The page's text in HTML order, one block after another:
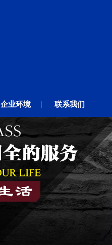
企业环境 联系我们